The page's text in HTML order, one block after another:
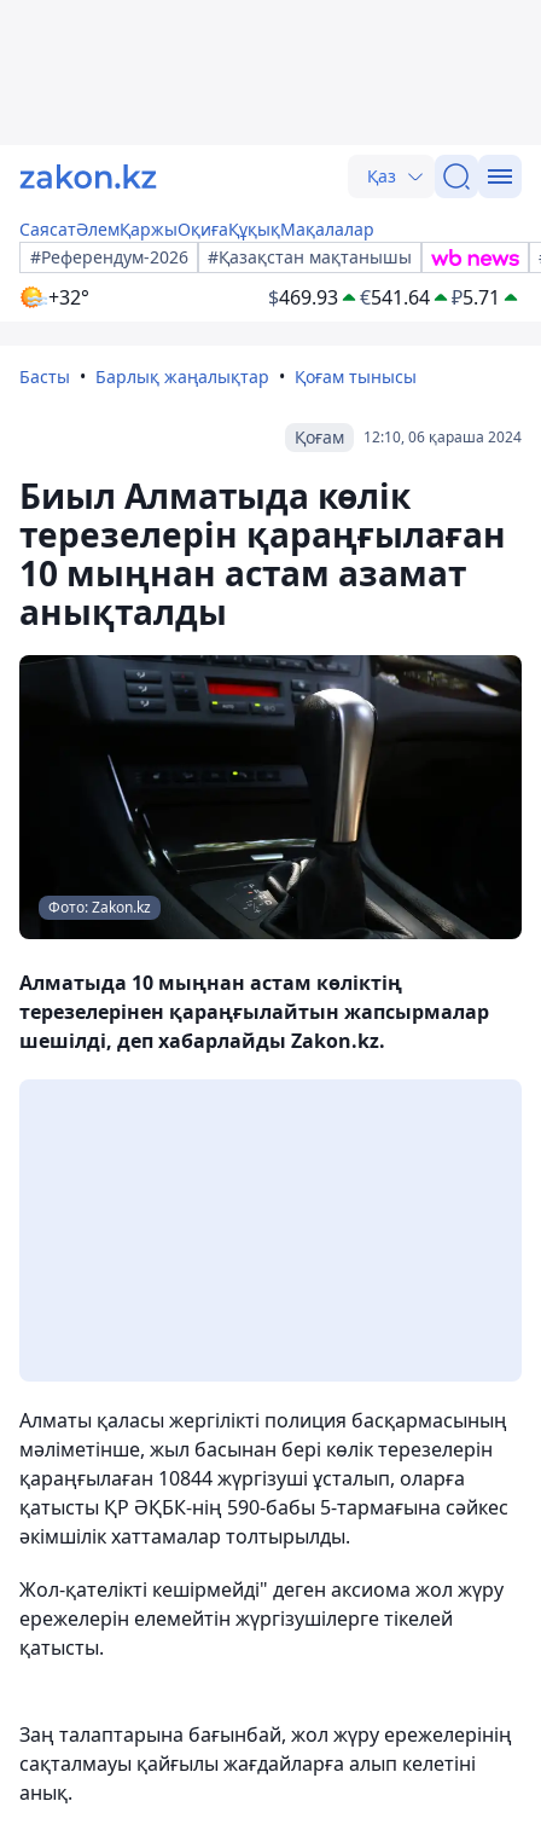
Қаз
СаясатӘлемҚаржыОқиғаҚұқықМақалалар
#Референдум-2026
#Қазақстан мақтанышы
+32° $469.93 €541.64 ₽5.71
Басты Барлық жаңалықтар Қоғам тынысы
12:10, 06 қараша 2024
Қоғам
Биыл Алматыда көлік
терезелерін қараңғылаған
10 мыңнан астам азамат
анықталды
Фото: Zakon.kz
Алматыда 10 мыңнан астам көліктің
терезелерінен қараңғылайтын жапсырмалар
шешілді, деп хабарлайды Zakon.kz.
Алматы қаласы жергілікті полиция басқармасының
мәліметінше, жыл басынан бері көлік терезелерін
қараңғылаған 10844 жүргізуші ұсталып, оларға
қатысты ҚР ӘҚБК-нің 590-бабы 5-тармағына сәйкес
әкімшілік хаттамалар толтырылды.
Жол-қателікті кешірмейді" деген аксиома жол жүру
ережелерін елемейтін жүргізушілерге тікелей
қатысты.
Заң талаптарына бағынбай, жол жүру ережелерінің
сақталмауы қайғылы жағдайларға алып келетіні
анық.